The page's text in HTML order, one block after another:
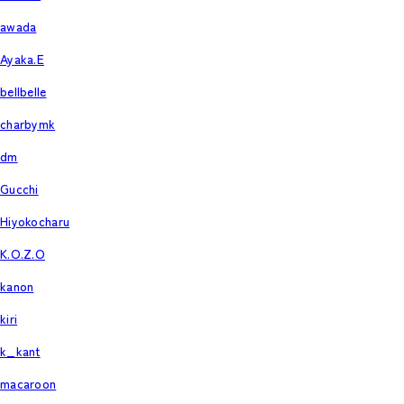
awada
Ayaka.E
bellbelle
charbymk
dm
Gucchi
Hiyokocharu
K.O.Z.O
kanon
kiri
k_kant
macaroon